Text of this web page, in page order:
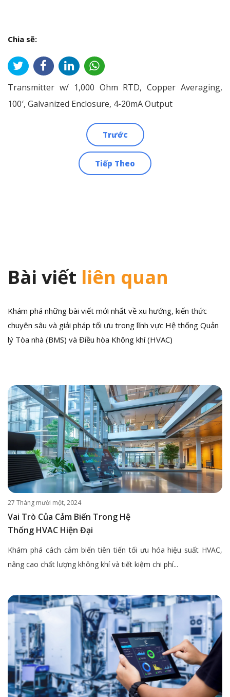
Chia sẽ:
Transmitter w/ 1,000 Ohm RTD, Copper Averaging,
100′, Galvanized Enclosure, 4-20mA Output
Trước
Tiếp Theo
Bài viết liên quan
Khám phá những bài viết mới nhất về xu hướng, kiến thức
chuyên sâu và giải pháp tối ưu trong lĩnh vực Hệ thống Quản
lý Tòa nhà (BMS) và Điều hòa Không khí (HVAC)
27 Tháng mười một, 2024
Vai Trò Của Cảm Biến Trong Hệ
Thống HVAC Hiện Đại
Khám phá cách cảm biến tiên tiến tối ưu hóa hiệu suất HVAC,
nâng cao chất lượng không khí và tiết kiệm chi phí...